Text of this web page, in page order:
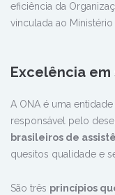
eficiência da
vinculada ao Ministério
Excelência em
A ONA é uma
responsável pelo
brasileiros de
quesitos qualidade e
São três princípios